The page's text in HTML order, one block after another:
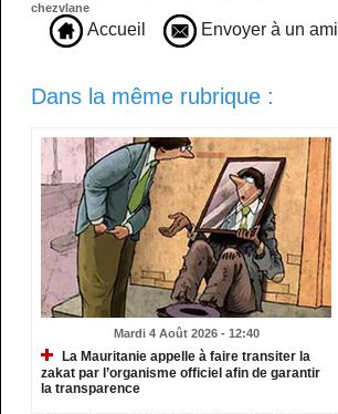
chezvlane
Accueil Envoyer à un ami
Dans la même rubrique :
Mardi 4 Août 2026 - 12:40
La Mauritanie appelle à faire transiter la
zakat par l’organisme officiel afin de garantir
la transparence